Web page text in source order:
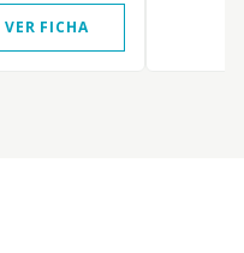
VER FICHA